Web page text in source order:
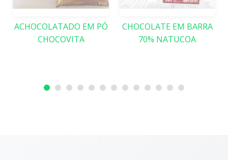
ACHOCOLATADO EM PÓ
CHOCOVITA
CHOCOLATE EM BARRA
70% NATUCOA